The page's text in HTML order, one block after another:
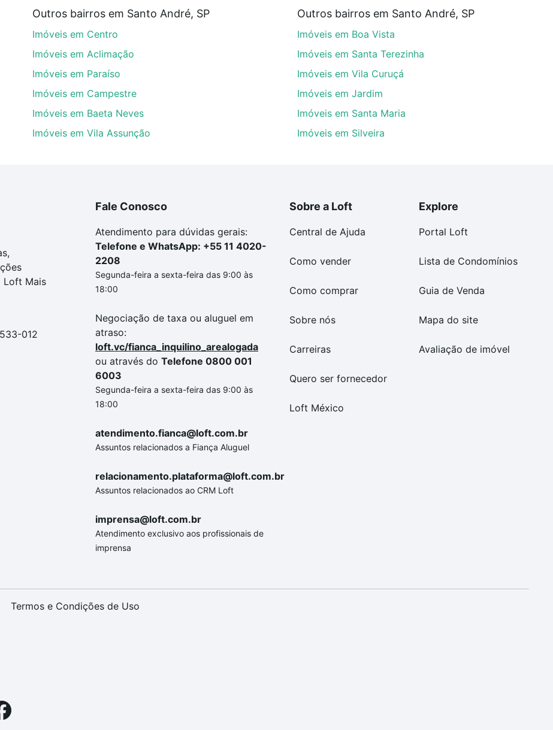
à venda em baia blanca - Parque Novo Oratório, Santo André, SP que custam a partir de R$ 0 e com nossas
se adequar ao seu orçamento. Se ainda tem alguma dúvida dos custos envolvidos no processo de compra,
e conte com a gente para comprar o imóvel dos seus sonhos com segurança e conforto. Loft, com você
Outros bairros em Santo André, SP
Imóveis em Centro
Imóveis em Aclimação
Imóveis em Paraíso
Imóveis em Campestre
Imóveis em Baeta Neves
Imóveis em Vila Assunção
Outros bairros em Santo André, SP
Imóveis em Boa Vista
Imóveis em Santa Terezinha
Imóveis em Vila Curuçá
Imóveis em Jardim
Imóveis em Santa Maria
Imóveis em Silveira
Loft Mais
012
Fale Conosco
Atendimento para dúvidas gerais:
Telefone e WhatsApp: +55 11 4020-
2208
Segunda-feira a sexta-feira das 9:00 às
18:00
Negociação de taxa ou aluguel em
atraso:
loft.vc/fianca_inquilino_arealogada
ou através do Telefone 0800 001
6003
Segunda-feira a sexta-feira das 9:00 às
18:00
atendimento.fianca@loft.com.br
Assuntos relacionados a Fiança Aluguel
relacionamento.plataforma@loft.com.br
Assuntos relacionados ao CRM Loft
imprensa@loft.com.br
Atendimento exclusivo aos profissionais de
imprensa
Sobre a Loft
Central de Ajuda
Como vender
Como comprar
Sobre nós
Carreiras
Quero ser fornecedor
Loft México
Explore
Portal Loft
Lista de Condomínios
Guia de Venda
Mapa do site
Avaliação de imóvel
Termos e Condições de Uso